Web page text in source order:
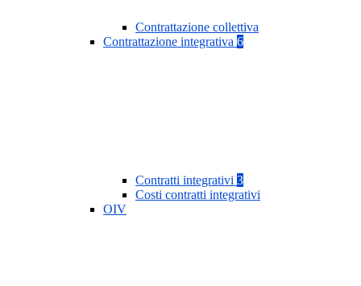
Contrattazione collettiva
Contrattazione integrativa 6
Contratti integrativi 3
Costi contratti integrativi
OIV